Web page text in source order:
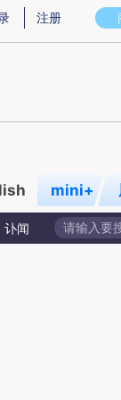
意图存在偏差。不代
注册
mini+
讣闻